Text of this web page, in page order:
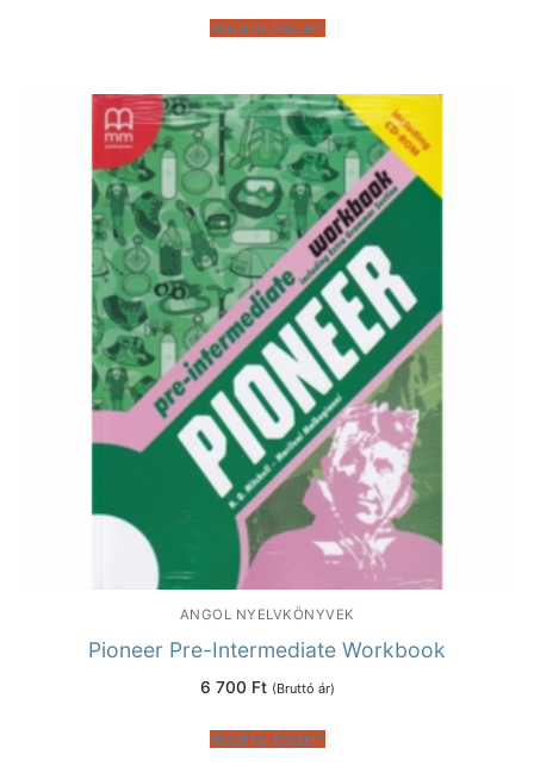
Kosárba teszem
ANGOL NYELVKÖNYVEK
Pioneer Pre-Intermediate Workbook
6 700 Ft (Bruttó ár)
Kosárba teszem